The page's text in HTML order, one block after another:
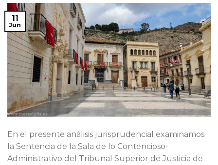
11
Jun
En el presente análisis jurisprudencial examinamos
la Sentencia de la Sala de lo Contencioso-
Administrativo del Tribunal Superior de Justicia de